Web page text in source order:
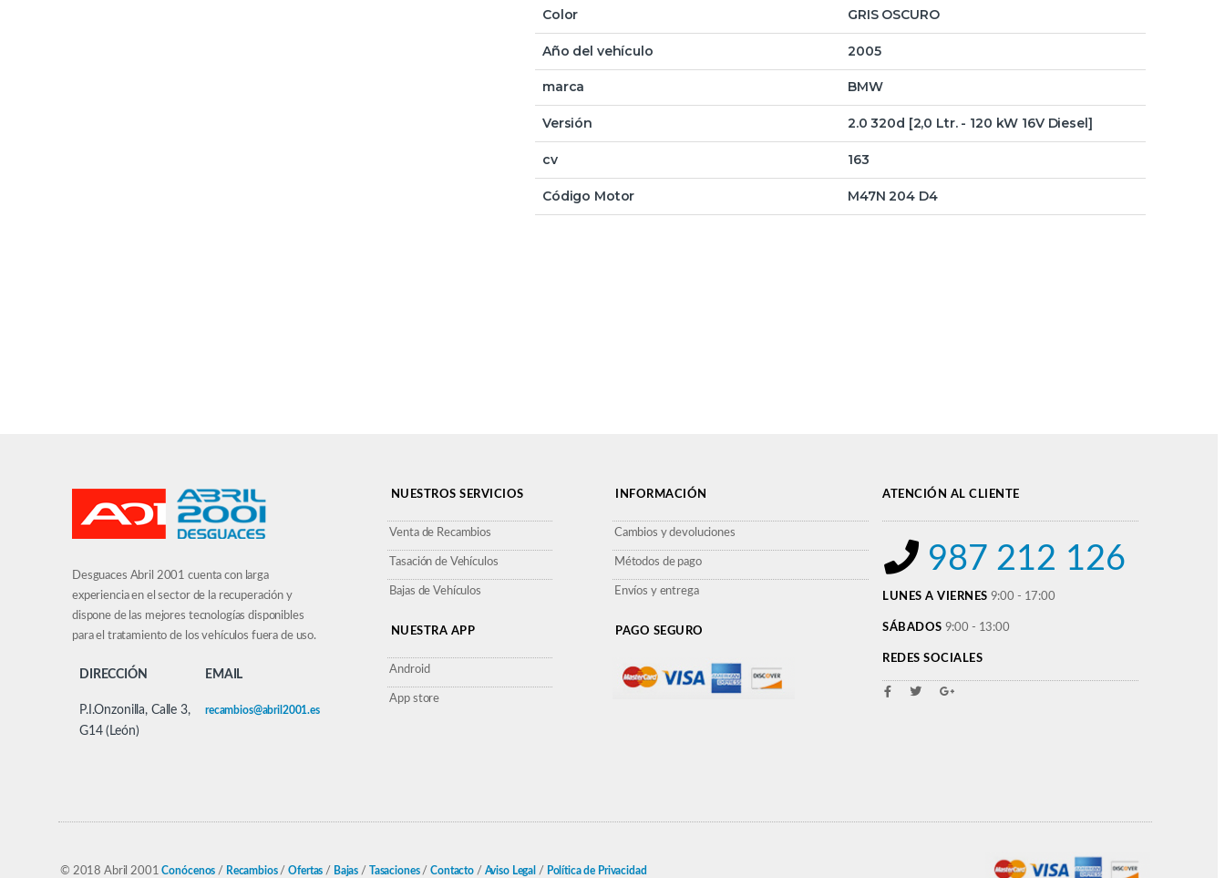
Color GRIS OSCURO
Año del vehículo 2005
marca BMW
Versión 2.0 320d [2,0 Ltr. - 120 kW 16V Diesel]
cv 163
Código Motor M47N 204 D4
Desguaces Abril 2001 cuenta con larga
experiencia en el sector de la recuperación y
dispone de las mejores tecnologías disponibles
para el tratamiento de los vehículos fuera de uso.
DIRECCIÓN EMAIL
P.I.Onzonilla, Calle 3,
G14 (León)
recambios@abril2001.es
NUESTROS SERVICIOS
Venta de Recambios
Tasación de Vehículos
Bajas de Vehículos
NUESTRA APP
Android
App store
INFORMACIÓN
Cambios y devoluciones
Métodos de pago
Envíos y entrega
PAGO SEGURO
ATENCIÓN AL CLIENTE
987 212 126
LUNES A VIERNES 9:00 - 17:00
SÁBADOS 9:00 - 13:00
REDES SOCIALES
© 2018 Abril 2001Conócenos / Recambios / Ofertas / Bajas / Tasaciones / Contacto / Aviso Legal / Política de Privacidad